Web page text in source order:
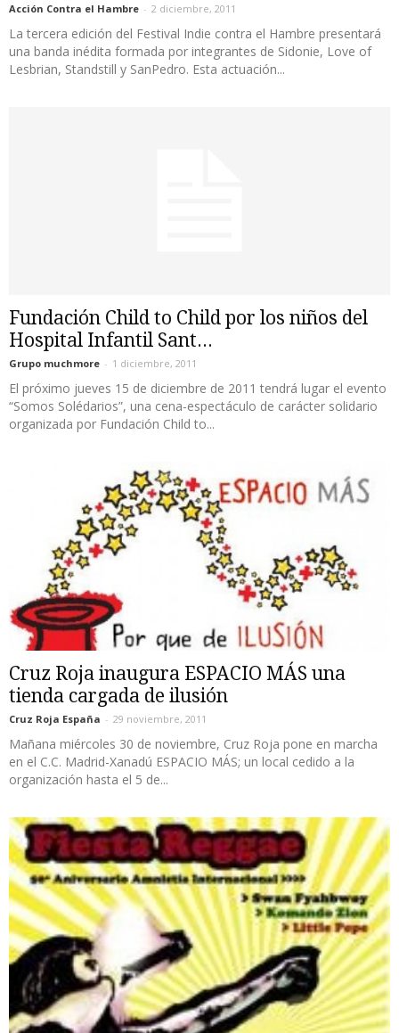
Acción Contra el Hambre - 2 diciembre, 2011
La tercera edición del Festival Indie contra el Hambre presentará
una banda inédita formada por integrantes de Sidonie, Love of
Lesbrian, Standstill y SanPedro. Esta actuación...
Fundación Child to Child por los niños del
Hospital Infantil Sant...
Grupo muchmore - 1 diciembre, 2011
El próximo jueves 15 de diciembre de 2011 tendrá lugar el evento
“Somos Solédarios”, una cena-espectáculo de carácter solidario
organizada por Fundación Child to...
Cruz Roja inaugura ESPACIO MÁS una
tienda cargada de ilusión
Cruz Roja España - 29 noviembre, 2011
Mañana miércoles 30 de noviembre, Cruz Roja pone en marcha
en el C.C. Madrid-Xanadú ESPACIO MÁS; un local cedido a la
organización hasta el 5 de...